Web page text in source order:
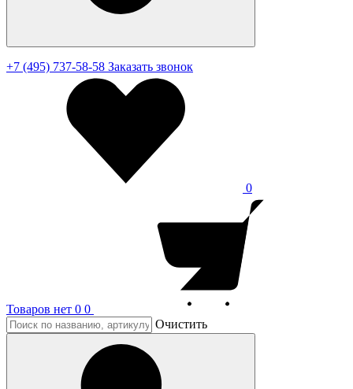
+7 (495) 737-58-58 Заказать звонок
0
Товаров нет 0 0
Очистить